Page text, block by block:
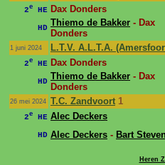
2e HE Dax Donders
HD Thiemo de Bakker - Dax
Donders
1 juni 2024 L.T.V. A.L.T.A.
2e HE Dax Donders
HD Thiemo de Bakker - Dax
Donders
26 mei 2024 T.C. Zandvoort 1
2e HE Alec Deckers
HD Alec Deckers - Bart
Heren